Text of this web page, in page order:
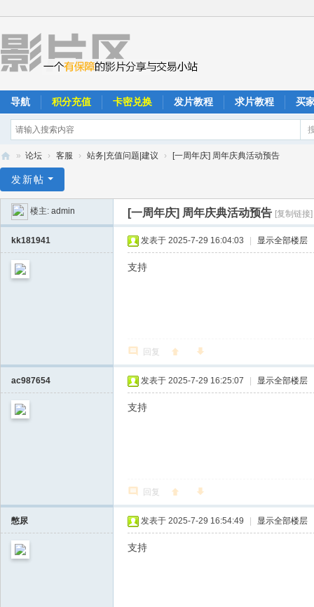
导航 积分充值 卡密兑换 发片教程 求片教程 买
片
» 论坛 › 客服 › 站务|充值问题|建议 › [一周年庆] 周年庆典活动预告
发新帖
楼主: admin [一周年庆] 周年庆典活动预告 [复制链接]
kk181941 发表于 2025-7-29 16:04:03 显示全部楼层
支持
回复
ac987654 发表于 2025-7-29 16:25:07 显示全部楼层
支持
回复
憋尿 发表于 2025-7-29 16:54:49 显示全部楼层
支持